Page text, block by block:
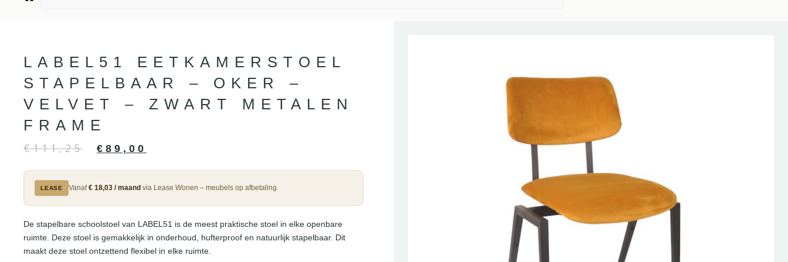
LABEL51 EETKAMERSTOEL
STAPELBAAR – OKER –
VELVET – ZWART METALEN
FRAME
€111,25 € 89,00
LEASE Vanaf€ 18,03 / maand via Lease Wonen – meubels op afbetaling.
De stapelbare schoolstoel van LABEL51 is de meest praktische stoel in elke openbare
ruimte. Deze stoel is gemakkelijk in onderhoud, hufterproof en natuurlijk stapelbaar. Dit
maakt deze stoel ontzettend flexibel in elke ruimte.